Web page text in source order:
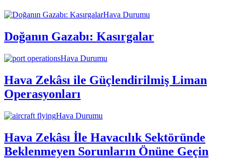
Hava Durumu
Doğanın Gazabı: Kasırgalar
Hava Durumu
Hava Zekâsı ile Güçlendirilmiş Liman
Operasyonları
Hava Durumu
Hava Zekâsı İle Havacılık Sektöründe
Beklenmeyen Sorunların Önüne Geçin